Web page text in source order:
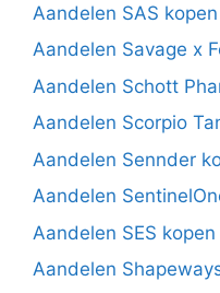
Aandelen SAS kopen
Aandelen Savage x
Aandelen Schott
Aandelen Scorpio
Aandelen Sennder
Aandelen
Aandelen SES kopen
Aandelen